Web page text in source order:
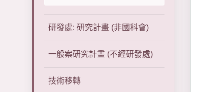
研發處: 研究計畫 (非國科會)
一般案研究計畫 (不經研發處)
技術移轉